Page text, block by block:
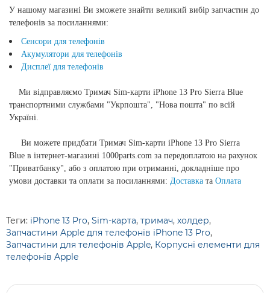
У нашому магазині Ви зможете знайти великий вибір запчастин до
телефонів за посиланнями:
Сенсори для телефонів
Акумулятори для телефонів
Дисплеї для телефонів
Ми відправляємо Тримач Sim-карти iPhone 13 Pro Sierra Blue
транспортними службами "Укрпошта", "Нова пошта" по всій
Україні.
Ви можете придбати Тримач Sim-карти iPhone 13 Pro Sierra
Blue в інтернет-магазині 1000parts.com за передоплатою на рахунок
"Приватбанку", або з оплатою при отриманні, докладніше про
умови доставки та оплати за посиланнями: Доставка та Оплата
Теги: iPhone 13 Pro, Sim-карта, тримач, холдер,
Запчастини Apple для телефонів iPhone 13 Pro,
Запчастини для телефонів Apple, Корпусні елементи для
телефонів Apple